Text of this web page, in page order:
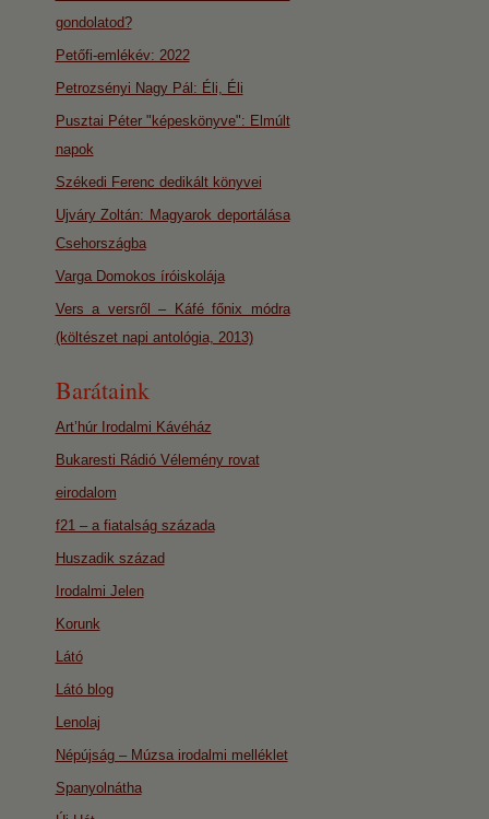
gondolatod?
Petőfi-emlékév: 2022
Petrozsényi Nagy Pál: Éli, Éli
Pusztai Péter "képeskönyve": Elmúlt
napok
Székedi Ferenc dedikált könyvei
Ujváry Zoltán: Magyarok deportálása
Csehországba
Varga Domokos íróiskolája
Vers a versről – Káfé főnix módra
(költészet napi antológia, 2013)
Barátaink
Art’húr Irodalmi Kávéház
Bukaresti Rádió Vélemény rovat
eirodalom
f21 – a fiatalság százada
Huszadik század
Irodalmi Jelen
Korunk
Látó
Látó blog
Lenolaj
Népújság – Múzsa irodalmi melléklet
Spanyolnátha